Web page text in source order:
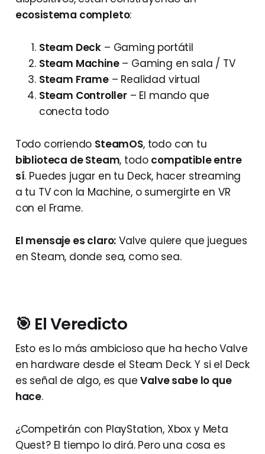
ecosistema completo:
Steam Deck – Gaming portátil
Steam Machine– Gaming en sala / TV
Steam Frame– Realidad virtual
Steam Controller– El mando que
conecta todo
Todo corriendo SteamOS, todo con tu
biblioteca de Steam, todo compatible entre
sí. Puedes jugar en tu Deck, hacer streaming
a tu TV con la Machine, o sumergirte en VR
con el Frame.
El mensaje es claro: Valve quiere que juegues
en Steam, donde sea, como sea.
🎯 El Veredicto
Esto es lo más ambicioso que ha hecho Valve
en hardware desde el Steam Deck. Y si el Deck
es señal de algo, es queValve sabe lo que
hace.
¿Competirán con PlayStation, Xbox y Meta
Quest? El tiempo lo dirá. Pero una cosa es